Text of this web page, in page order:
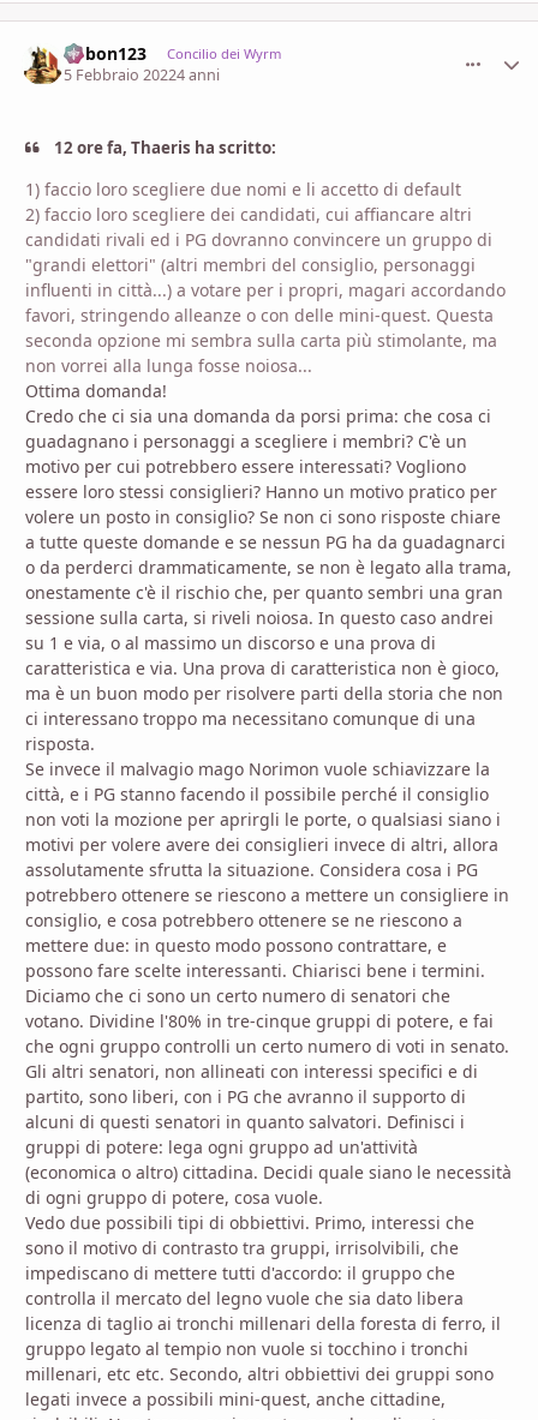
bobon123 Concilio dei Wyrm
5 Febbraio 20224 anni
12 ore fa, Thaeris ha scritto:
1) faccio loro scegliere due nomi e li accetto di default
2) faccio loro scegliere dei candidati, cui affiancare altri
candidati rivali ed i PG dovranno convincere un gruppo di
"grandi elettori" (altri membri del consiglio, personaggi
influenti in città...) a votare per i propri, magari accordando
favori, stringendo alleanze o con delle mini-quest. Questa
seconda opzione mi sembra sulla carta più stimolante, ma
non vorrei alla lunga fosse noiosa...
Ottima domanda!
Credo che ci sia una domanda da porsi prima: che cosa ci
guadagnano i personaggi a scegliere i membri? C'è un
motivo per cui potrebbero essere interessati? Vogliono
essere loro stessi consiglieri? Hanno un motivo pratico per
volere un posto in consiglio? Se non ci sono risposte chiare
a tutte queste domande e se nessun PG ha da guadagnarci
o da perderci drammaticamente, se non è legato alla trama,
onestamente c'è il rischio che, per quanto sembri una gran
sessione sulla carta, si riveli noiosa. In questo caso andrei
su 1 e via, o al massimo un discorso e una prova di
caratteristica e via. Una prova di caratteristica non è gioco,
ma è un buon modo per risolvere parti della storia che non
ci interessano troppo ma necessitano comunque di una
risposta.
Se invece il malvagio mago Norimon vuole schiavizzare la
città, e i PG stanno facendo il possibile perché il consiglio
non voti la mozione per aprirgli le porte, o qualsiasi siano i
motivi per volere avere dei consiglieri invece di altri, allora
assolutamente sfrutta la situazione. Considera cosa i PG
potrebbero ottenere se riescono a mettere un consigliere in
consiglio, e cosa potrebbero ottenere se ne riescono a
mettere due: in questo modo possono contrattare, e
possono fare scelte interessanti. Chiarisci bene i termini.
Diciamo che ci sono un certo numero di senatori che
votano. Dividine l'80% in tre-cinque gruppi di potere, e fai
che ogni gruppo controlli un certo numero di voti in senato.
Gli altri senatori, non allineati con interessi specifici e di
partito, sono liberi, con i PG che avranno il supporto di
alcuni di questi senatori in quanto salvatori. Definisci i
gruppi di potere: lega ogni gruppo ad un'attività
(economica o altro) cittadina. Decidi quale siano le necessità
di ogni gruppo di potere, cosa vuole.
Vedo due possibili tipi di obbiettivi. Primo, interessi che
sono il motivo di contrasto tra gruppi, irrisolvibili, che
impediscano di mettere tutti d'accordo: il gruppo che
controlla il mercato del legno vuole che sia dato libera
licenza di taglio ai tronchi millenari della foresta di ferro, il
gruppo legato al tempio non vuole si tocchino i tronchi
millenari, etc etc. Secondo, altri obbiettivi dei gruppi sono
legati invece a possibili mini-quest, anche cittadine,